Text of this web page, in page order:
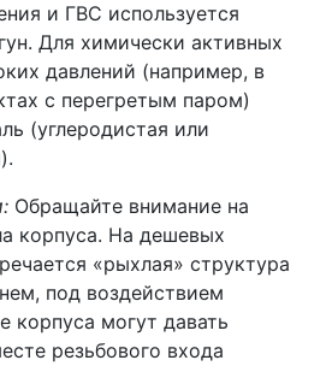
и ГВС используется
Для химически активных
давлений (например, в
с перегретым паром)
(углеродистая или
Обращайте внимание на
корпуса. На дешевых
«рыхлая» структура
под воздействием
корпуса могут давать
резьбового входа